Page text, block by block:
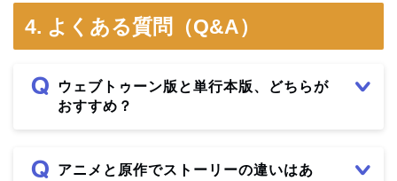
4. よくある質問（Q&A）
ウェブトゥーン版と単行本版、どちらが
おすすめ？
アニメと原作でストーリーの違いはあ